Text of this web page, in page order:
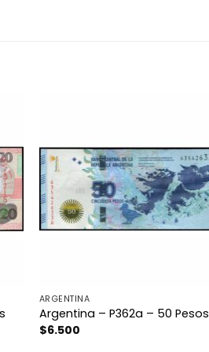
ARGENTINA
Argentina – P362a – 50 Pesos
$6.500